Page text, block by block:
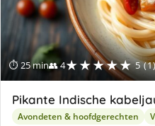
⏱ 25 min👥 4★★★★★ 5
Pikante Indische
Avondeten & hoofdgerechten